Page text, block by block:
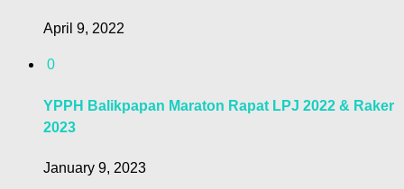
April 9, 2022
0
YPPH Balikpapan Maraton Rapat LPJ 2022 & Raker
2023
January 9, 2023